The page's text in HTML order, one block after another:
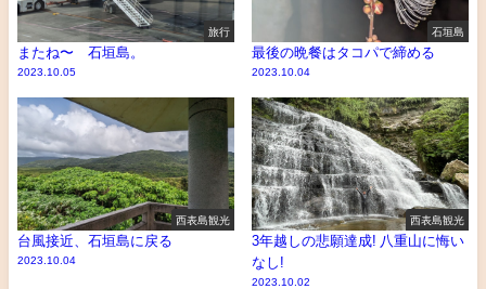
旅行
またね〜 石垣島。
2023.10.05
石垣島
最後の晩餐はタコパで締める
2023.10.04
西表島観光
台風接近、石垣島に戻る
2023.10.04
西表島観光
3年越しの悲願達成! 八重山に悔い
なし!
2023.10.02